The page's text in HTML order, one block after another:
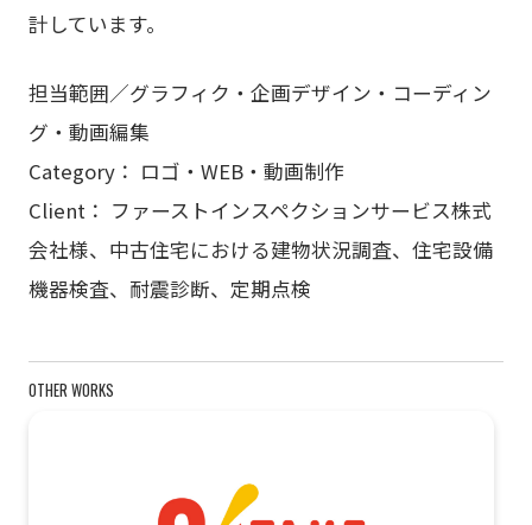
計しています。
担当範囲／グラフィク・企画デザイン・コーディン
グ・動画編集
Category： ロゴ・WEB・動画制作
Client： ファーストインスペクションサービス株式
会社様、中古住宅における建物状況調査、住宅設備
機器検査、耐震診断、定期点検
OTHER WORKS